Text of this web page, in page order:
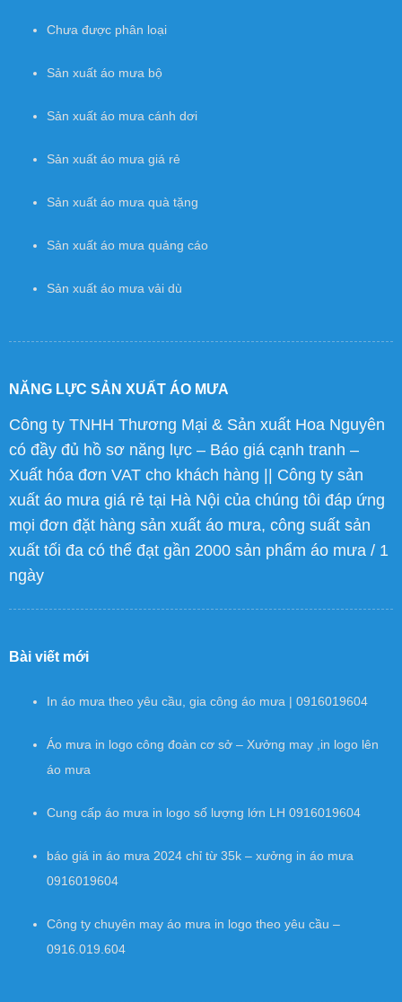
Chưa được phân loại
Sản xuất áo mưa bộ
Sản xuất áo mưa cánh dơi
Sản xuất áo mưa giá rẻ
Sản xuất áo mưa quà tặng
Sản xuất áo mưa quảng cáo
Sản xuất áo mưa vải dù
NĂNG LỰC SẢN XUẤT ÁO MƯA
Công ty TNHH Thương Mại & Sản xuất Hoa Nguyên
có đầy đủ hồ sơ năng lực – Báo giá cạnh tranh –
Xuất hóa đơn VAT cho khách hàng || Công ty sản
xuất áo mưa giá rẻ tại Hà Nội của chúng tôi đáp ứng
mọi đơn đặt hàng sản xuất áo mưa, công suất sản
xuất tối đa có thể đạt gần 2000 sản phẩm áo mưa / 1
ngày
Bài viết mới
In áo mưa theo yêu cầu, gia công áo mưa | 0916019604
Áo mưa in logo công đoàn cơ sở – Xưởng may ,in logo lên
áo mưa
Cung cấp áo mưa in logo số lượng lớn LH 0916019604
báo giá in áo mưa 2024 chỉ từ 35k – xưởng in áo mưa
0916019604
Công ty chuyên may áo mưa in logo theo yêu cầu –
0916.019.604